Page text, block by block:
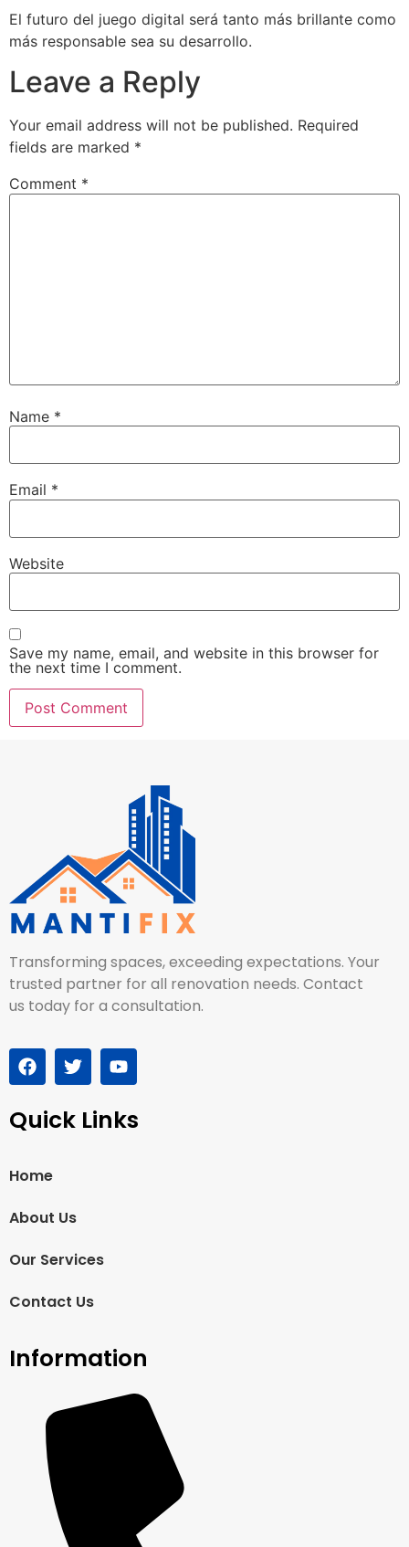
El futuro del juego digital será tanto más brillante como
más responsable sea su desarrollo.
Leave a Reply
Your email address will not be published. Required
fields are marked *
Comment *
Name *
Email *
Website
Save my name, email, and website in this browser for
the next time I comment.
Transforming spaces, exceeding expectations. Your
trusted partner for all renovation needs. Contact
us today for a consultation.
Quick Links
Home
About Us
Our Services
Contact Us
Information